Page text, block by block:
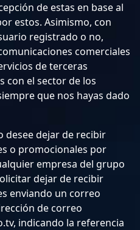
de estas en base al
estos. Asimismo, con
registrado o no,
comerciales
de terceras
con el sector de los
que nos hayas dado
desee dejar de recibir
o promocionales por
empresa del grupo
dejar de recibir
enviando un correo
de correo
, indicando la referencia